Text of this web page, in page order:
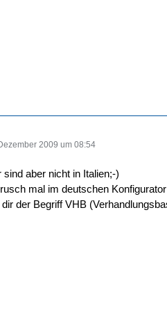
2009 um 08:54
sind aber nicht in Italien;-)
mal im deutschen
dir der Begriff VHB